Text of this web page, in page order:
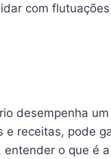
com
desempenha
e receitas, pode
o que é